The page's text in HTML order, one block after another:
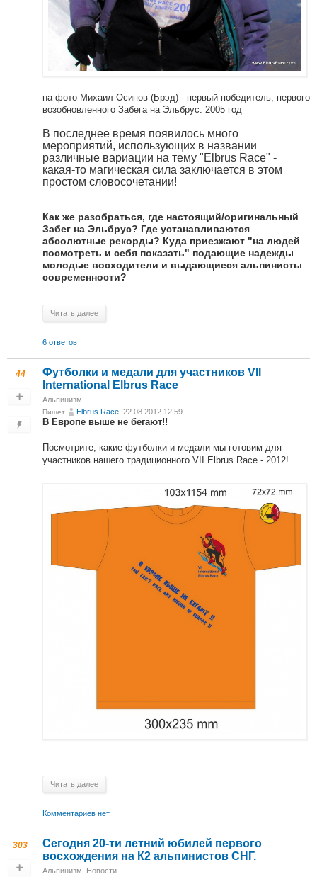
на фото Михаил Осипов (Брэд) - первый победитель, первого
возобновленного Забега на Эльбрус. 2005 год
В последнее время появилось много
мероприятий, использующих в названии
различные вариации на тему "Elbrus Race" -
какая-то магическая сила заключается в этом
простом словосочетании!
Как же разобраться, где настоящий/оригинальный
Забег на Эльбрус? Где устанавливаются
абсолютные рекорды? Куда приезжают "на людей
посмотреть и себя показать" подающие надежды
молодые восходители и выдающиеся альпинисты
современности?
Читать далее
6 ответов
44
Футболки и медали для участников VII
International Elbrus Race
Альпинизм
Пишет Elbrus Race , 22.08.2012 12:59
В Европе выше не бегают!!
Посмотрите, какие футболки и медали мы готовим для
участников нашего традиционного VII Elbrus Race - 2012!
Читать далее
Комментариев нет
303
Сегодня 20-ти летний юбилей первого
восхождения на К2 альпинистов СНГ.
Альпинизм Новости